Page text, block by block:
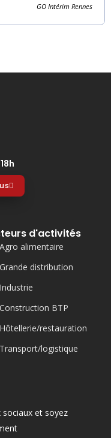
GO Intérim Rennes
d'activités
Agro alimentaire
Grande distribution
Industrie
Construction BTP
Hôtellerie/restauration
Transport/logistique
sociaux et soyez